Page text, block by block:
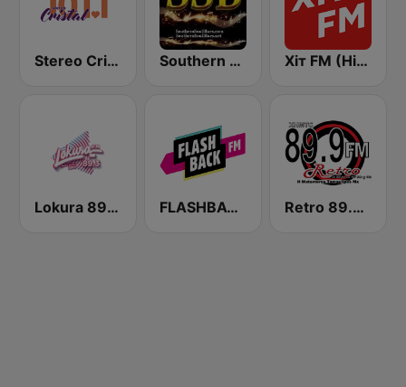
Stereo Cristal 101.1 FM Southern Soul Blues Хіт FM (Hit FM) - Top
Lokura 89.3 FM FLASHBACK FM Retro 89.9 FM